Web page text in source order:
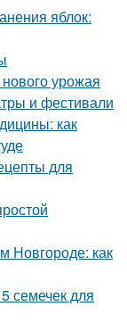
яблок:
урожая
и фестивали
как
для
Новгороде: как
семечек для